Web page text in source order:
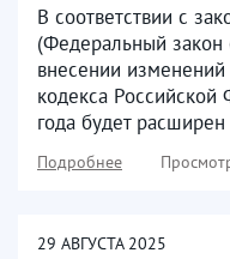
В соответствии с
(Федеральный
внесении изменений
кодекса
года будет
Подробнее
29 АВГУСТА 2025